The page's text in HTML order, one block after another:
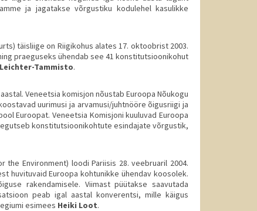
ja jagatakse võrgustiku kodulehel kasulikke
täisliige on Riigikohus alates 17. oktoobrist 2003.
praeguseks ühendab see 41 konstitutsioonikohut
Tammisto.
Veneetsia komisjon nõustab Euroopa Nõukogu
uurimusi ja arvamusi/juhtnööre õigusriigi ja
Euroopat. Veneetsia Komisjoni kuuluvad Euroopa
konstitutsioonikohtute esindajate võrgustik,
Environment) loodi Pariisis 28. veebruaril 2004.
huvituvaid Euroopa kohtunikke ühendav koosolek.
rakendamisele. Viimast püütakse saavutada
peab igal aastal konverentsi, mille käigus
esimees Heiki Loot.